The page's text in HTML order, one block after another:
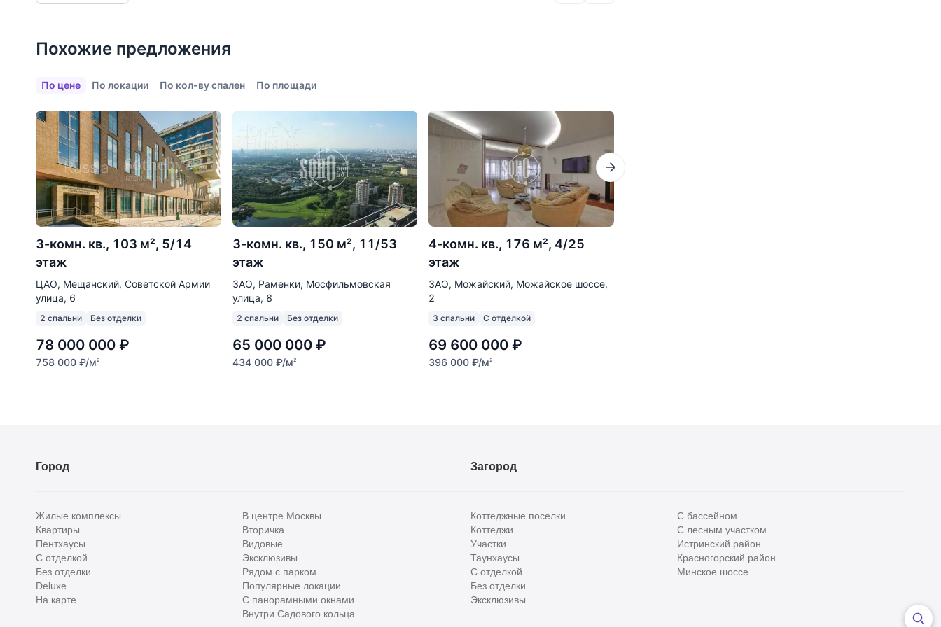
Детские сады
Больницы
Салоны красоты
Торговые центры
Фитнесы
Ветеринарные клиники
Все объекты
Похожие предложения
По цене По локации По кол-ву спален По площади
3-комн. кв., 103 м², 5/14
этаж
ЦАО, Мещанский, Советской Армии
улица, 6
2 спальни Без отделки
78 000 000 ₽
758 000 ₽/м2
3-комн. кв., 150 м², 11/53
этаж
ЗАО, Раменки, Мосфильмовская
улица, 8
2 спальни Без отделки
65 000 000 ₽
434 000 ₽/м2
4-комн. кв., 176 м², 4/25
этаж
ЗАО, Можайский, Можайское шоссе,
2
3 спальни С отделкой
69 600 000 ₽
396 000 ₽/м2
Город
Жилые комплексы
Квартиры
Пентхаусы
С отделкой
Без отделки
Deluxe
На карте
В центре Москвы
Вторичка
Видовые
Эксклюзивы
Рядом с парком
Популярные локации
С панорамными окнами
Внутри Садового кольца
Загород
Коттеджные поселки
Коттеджи
Участки
Таунхаусы
С отделкой
Без отделки
Эксклюзивы
С бассейном
С лесным участком
Истринский район
Красногорский район
Минское шоссе
Все
Сегодня